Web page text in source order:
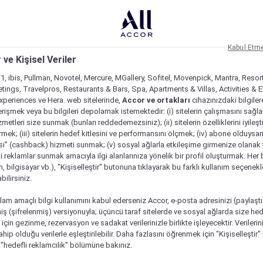
ve Kişisel Veriler
ibis, Pullman, Novotel, Mercure, MGallery, Sofitel, Movenpick, Mantra,
Travelpros, Restaurants & Bars, Spa, Apartments & Villas, Activities &
ve Hera. web sitelerinde, Accor ve ortakları cihazınızdaki
veya bu bilgileri depolamak istemektedir: (i) sitelerin çalışmasını
size sunmak (bunları reddedemezsiniz); (ii) sitelerin özelliklerini
(iii) sitelerin hedef kitlesini ve performansını ölçmek; (iv) abone
(cashback) hizmeti sunmak; (v) sosyal ağlarla etkileşime girmenize olanak
sunmak amacıyla ilgi alanlarınıza yönelik bir profil oluşturmak. Her
bilgisayar vb.), "Kişiselleştir" butonuna tıklayarak bu farklı kullanım
amaçlı bilgi kullanımını kabul ederseniz Accor, e-posta adresinizi
(şifrelenmiş) versiyonuyla; üçüncü taraf sitelerde ve sosyal ağlarda size
gezinme, rezervasyon ve sadakat verilerinizle birlikte işleyecektir.
olduğu verilerle eşleştirilebilir. Daha fazlasını öğrenmek için
"hedefli reklamcılık" bölümüne bakınız.
Kabul